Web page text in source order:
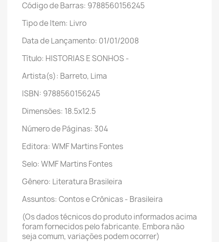
Código de Barras: 9788560156245
Tipo de Item: Livro
Data de Lançamento: 01/01/2008
Título: HISTORIAS E SONHOS -
Artista(s): Barreto, Lima
ISBN: 9788560156245
Dimensões: 18.5x12.5
Número de Páginas: 304
Editora: WMF Martins Fontes
Selo: WMF Martins Fontes
Gênero: Literatura Brasileira
Assuntos: Contos e Crônicas - Brasileira
(Os dados técnicos do produto informados acima
foram fornecidos pelo fabricante. Embora não
seja comum, variações podem ocorrer)